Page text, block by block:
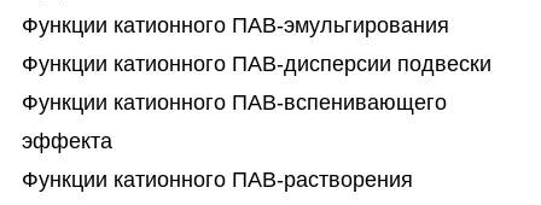
Функции катионного ПАВ-эмульгирования
Функции катионного ПАВ-дисперсии подвески
Функции катионного ПАВ-вспенивающего
эффекта
Функции катионного ПАВ-растворения